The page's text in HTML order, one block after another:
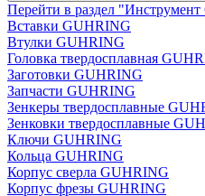
Перейти в раздел
Вставки GUHRING
Втулки GUHRING
Головка твердосплавная
Заготовки GUHRING
Запчасти GUHRING
Зенкеры твердосплавные
Зенковки твердосплавные
Ключи GUHRING
Кольца GUHRING
Корпус сверла GUHRING
Корпус фрезы GUHRING